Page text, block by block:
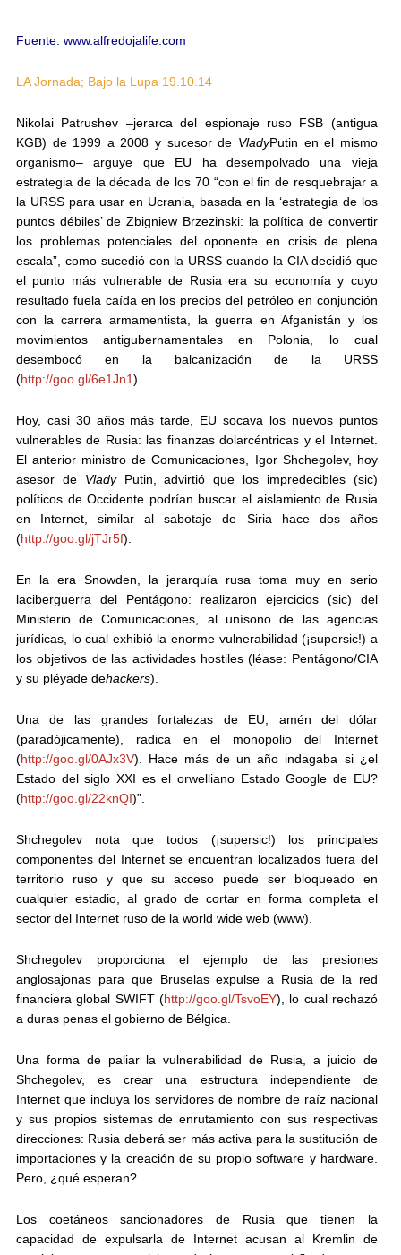
Fuente: www.alfredojalife.com
LA Jornada; Bajo la Lupa 19.10.14
Nikolai Patrushev –jerarca del espionaje ruso FSB (antigua
KGB) de 1999 a 2008 y sucesor de VladyPutin en el mismo
organismo– arguye que EU ha desempolvado una vieja
estrategiade la década de los 70 “con el fin de resquebrajar a
la URSS para usar en Ucrania, basada en la ‘estrategia de los
puntos débiles’ de Zbigniew Brzezinski: la política de convertir
los problemas potenciales del oponente en crisis de plena
escala”, como sucedió con la URSS cuando la CIA decidió que
el punto más vulnerable de Rusia era su economíay cuyo
resultado fuela caída en los precios del petróleo en conjunción
con la carrera armamentista, la guerra en Afganistán y los
movimientos antigubernamentales en Polonia, lo cual
desembocó en la balcanización de la URSS
(http://goo.gl/6e1Jn1).
Hoy, casi 30 años más tarde, EU socava los nuevos puntos
vulnerables de Rusia: las finanzas dolarcéntricas y el Internet.
El anterior ministro de Comunicaciones, Igor Shchegolev, hoy
asesor de VladyPutin, advirtió que los impredecibles (sic)
políticos de Occidente podrían buscar el aislamiento de Rusia
en Internet, similar al sabotaje de Siria hace dos años
(http://goo.gl/jTJr5f).
En la era Snowden, la jerarquía rusa toma muy en serio
laciberguerradel Pentágono: realizaron ejercicios (sic) del
Ministerio de Comunicaciones, al unísono de las agencias
jurídicas, lo cual exhibió la enorme vulnerabilidad (¡supersic!) a
losobjetivos de las actividades hostiles (léase: Pentágono/CIA
y su pléyade dehackers).
Una de las grandes fortalezas de EU, amén del dólar
(paradójicamente), radica en el monopolio del Internet
(http://goo.gl/0AJx3V). Hace más de un año indagaba si ¿el
Estado del siglo XXI es el orwelliano Estado Google de EU?
(http://goo.gl/22knQI)”.
Shchegolev nota quetodos (¡supersic!) los principales
componentes del Internet se encuentran localizados fuera del
territorio ruso y que su acceso puede ser bloqueado en
cualquier estadio, al grado de cortar en forma completa el
sector del Internet ruso de la world wide web (www).
Shchegolev proporciona el ejemplo de las presiones
anglosajonas para que Bruselas expulse a Rusia de la red
financiera global SWIFT (http://goo.gl/TsvoEY), lo cual rechazó
a duras penas el gobierno de Bélgica.
Una forma de paliar la vulnerabilidad de Rusia, a juicio de
Shchegolev, es crear una estructura independiente de
Internetque incluya los servidores de nombre de raíz nacional
y sus propios sistemas de enrutamiento con sus respectivas
direcciones: Rusia deberá ser más activa para la sustitución de
importaciones y la creación de su propio software y hardware.
Pero, ¿qué esperan?
Los coetáneos sancionadores de Rusia que tienen la
capacidad de expulsarla de Internet acusan al Kremlin de